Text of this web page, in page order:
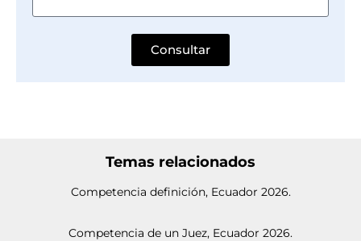
Consultar
Temas relacionados
Competencia definición, Ecuador 2026.
Competencia de un Juez, Ecuador 2026.